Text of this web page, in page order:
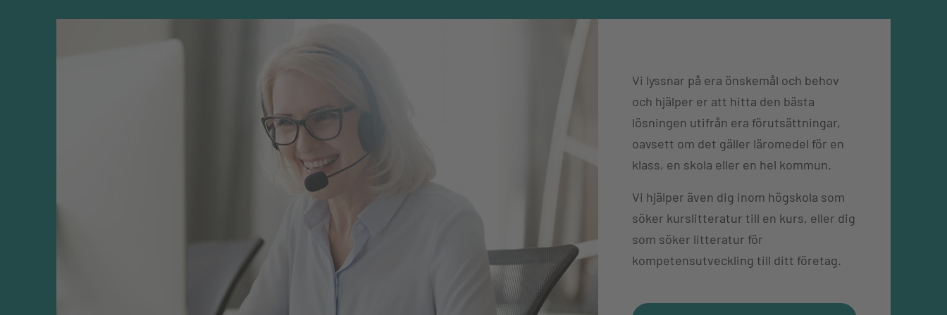
Som ett komplement till huvudboken finns ett rikt övningsmaterial i form av en
övningsbok, ett digitalt övningsmaterial samt en innehållsrik webbplats med övningar
situationer i tjänste-, tillverknings- och handelsföretag. Samtliga övningar har utförliga
lösningsförslag. Det digitala övningsmaterialet ersätter eLabbet från upplaga 5, och ger
dig möjlighet att träna och befästa dina kunskaper genom självrättande övningar och
Christian Ax är professor i företagsekonomi, särskilt ekonomistyrning, vid Göteborgs
universitet, Handelshögskolan. Håkan Kullvén är ekonomie doktor och arbetar som lärare
Vi lyssnar på era önskemål och behov
och hjälper er att hitta den bästa
lösningen utifrån era förutsättningar,
oavsett om det gäller läromedel för en
klass, en skola eller en hel kommun.
Vi hjälper även dig inom högskola som
söker kurslitteratur till en kurs, eller dig
som söker litteratur för
kompetensutveckling till ditt företag.